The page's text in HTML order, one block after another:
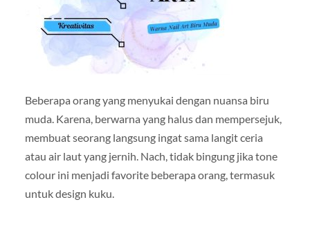
Beberapa orang yang menyukai dengan nuansa biru
muda. Karena, berwarna yang halus dan mempersejuk,
membuat seorang langsung ingat sama langit ceria
atau air laut yang jernih. Nach, tidak bingung jika tone
colour ini menjadi favorite beberapa orang, termasuk
untuk design kuku.